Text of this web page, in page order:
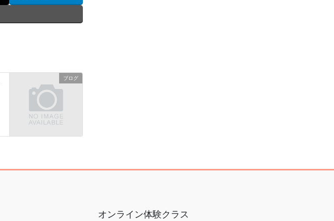
ブログ
オンライン体験クラス